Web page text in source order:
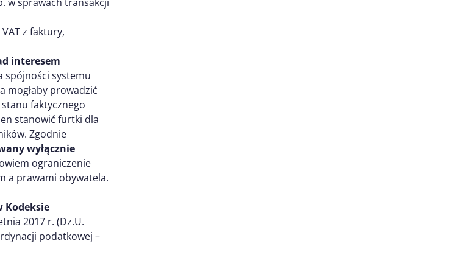
w sprawach transakcji
z faktury,
interesem
spójności systemu
prowadzić
faktycznego
stanowić furtki dla
Zgodnie
wyłącznie
ograniczenie
a prawami obywatela.
Kodeksie
2017 r. (Dz.U.
podatkowej –